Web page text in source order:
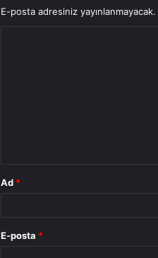
E-posta adresiniz yayınlanmayacak.
Ad *
E-posta *